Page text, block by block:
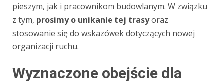
pieszym, jak i pracownikom budowlanym. W związku
z tym, prosimy o unikanie tej trasyoraz
stosowanie się do wskazówek dotyczących nowej
organizacji ruchu.
Wyznaczone obejście dla